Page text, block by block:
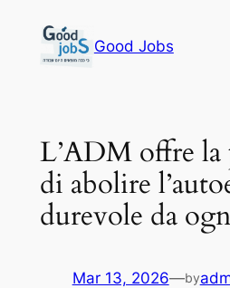
content
Good Jobs
L’ADM offre la
di abolire
durevole da
Mar 13, 2026—by